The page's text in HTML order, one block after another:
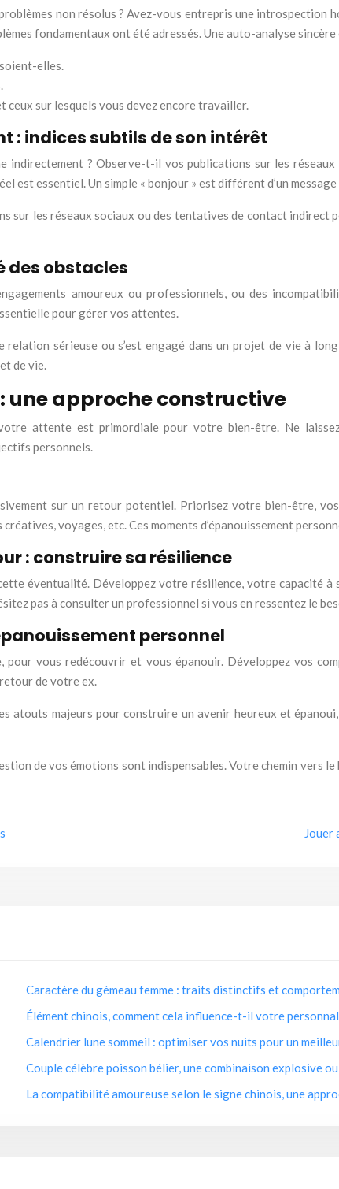
non résolus ? Avez-vous entrepris une
fondamentaux ont été adressés. Une auto-analyse
elles.
sur lesquels vous devez encore travailler.
: indices subtils de son intérêt
indirectement ? Observe-t-il vos publications sur les
est essentiel. Un simple « bonjour » est différent d’un
sur les réseaux sociaux ou des tentatives de contact indirect
des obstacles
amoureux ou professionnels, ou des
pour gérer vos attentes.
relation sérieuse ou s’est engagé dans un projet de vie à
de vie.
une approche constructive
attente est primordiale pour votre bien-être. Ne
personnels.
sur un retour potentiel. Priorisez votre bien-être,
voyages, etc. Ces moments d’épanouissement
: construire sa résilience
éventualité. Développez votre résilience, votre capacité
pas à consulter un professionnel si vous en ressentez le
personnel
vous redécouvrir et vous épanouir. Développez vos
de votre ex.
majeurs pour construire un avenir heureux et
de vos émotions sont indispensables. Votre chemin vers
Jouer
Caractère du gémeau femme : traits distinctifs et
Élément chinois, comment cela influence-t-il votre
Calendrier lune sommeil : optimiser vos nuits pour un
Couple célèbre poisson bélier, une combinaison explosive
La compatibilité amoureuse selon le signe chinois, une